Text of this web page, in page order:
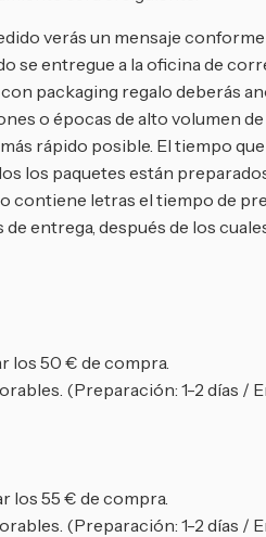
verás un mensaje
se entregue a la oficina de
packaging regalo deberás
o épocas de alto volumen
rápido posible. El tiempo
los paquetes están
contiene letras el tiempo de
entrega, después de los
los 50 € de compra.
(Preparación: 1-2 días /
los 55 € de compra.
(Preparación: 1-2 días /